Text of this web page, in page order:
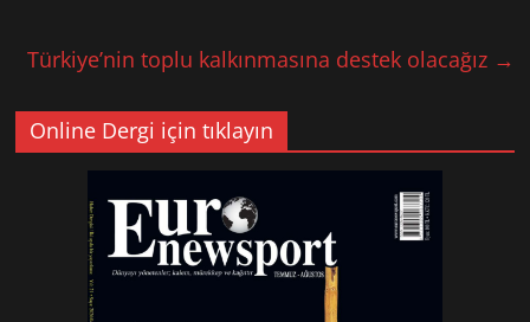
Türkiye’nin toplu kalkınmasına destek olacağız →
Online Dergi için tıklayın